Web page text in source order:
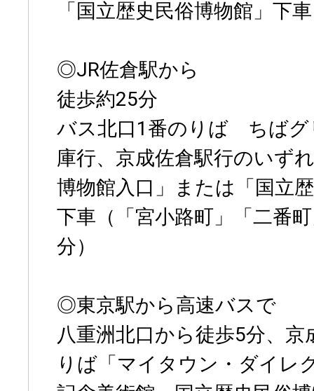
「国立歴史民俗博物館」下車
◎JR佐倉駅から
徒歩約25分
バス北口1番のりば ちばグ
庫行、京成佐倉駅行のいず
博物館入口」または「国立
下車（「宮小路町」「二番
分）
◎東京駅から高速バスで
八重洲北口から徒歩5分、
りば「マイタウン・ダイレ